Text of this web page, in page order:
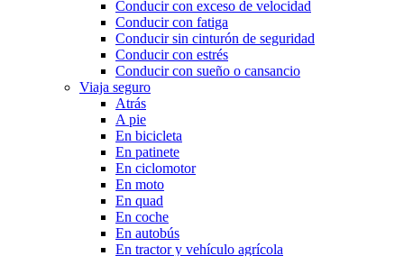
Conducir con exceso de velocidad
Conducir con fatiga
Conducir sin cinturón de seguridad
Conducir con estrés
Conducir con sueño o cansancio
Viaja seguro
Atrás
A pie
En bicicleta
En patinete
En ciclomotor
En moto
En quad
En coche
En autobús
En tractor y vehículo agrícola